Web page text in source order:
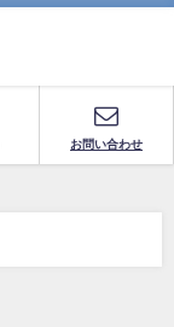
お問い合わせ